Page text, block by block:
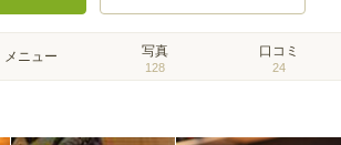
メニュー 写真
128
口コミ
24